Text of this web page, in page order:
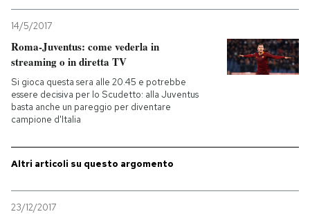
Economia
Sport
Mondiali calcio 2026
PODCAST
NEWSLETTER
I MIEI PREFERITI
14/5/2017
Roma-Juventus: come vederla in
streaming o in diretta TV
Si gioca questa sera alle 20.45 e potrebbe
essere decisiva per lo Scudetto: alla Juventus
basta anche un pareggio per diventare
campione d'Italia
Altri articoli su questo argomento
23/12/2017